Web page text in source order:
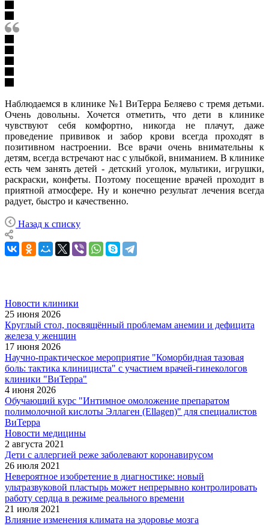
Наблюдаемся в клинике №1 ВиТерра Беляево с тремя детьми.
Очень довольны. Хочется отметить, что дети в клинике
чувствуют себя комфортно, никогда не плачут, даже
проведение прививок и забор крови всегда проходят в
позитивном настроении. Все врачи очень внимательны к
детям, всегда встречают нас с улыбкой, вниманием. В клинике
есть чем занять детей - детский уголок, мультики, игрушки,
раскраски, конфеты. Поэтому посещение врачей проходит в
приятной атмосфере. Ну и конечно результат лечения всегда
радует, быстро и качественно.
Назад к списку
Новости клиники
25 июня 2026
Круглый стол, посвящённый проблемам анемии и дефицита
железа у женщин
17 июня 2026
Научно-практическое мероприятие "Коморбидная тазовая
боль: тактика клинициста" с участием врачей-гинекологов
клиники "ВиТерра"
4 июня 2026
Обучающий курс "Интимное омоложение препаратом
полимолочной кислоты Эллаген (Ellagen)" для специалистов
ВиТерра
Новости медицины
2 августа 2021
Дети с аллергией реже заболевают коронавирусом
26 июля 2021
Невероятное изобретение в диагностике: новый
ультразвуковой пластырь может непрерывно контролировать
работу сердца в режиме реального времени
21 июля 2021
Влияние изменения климата на здоровье мозга